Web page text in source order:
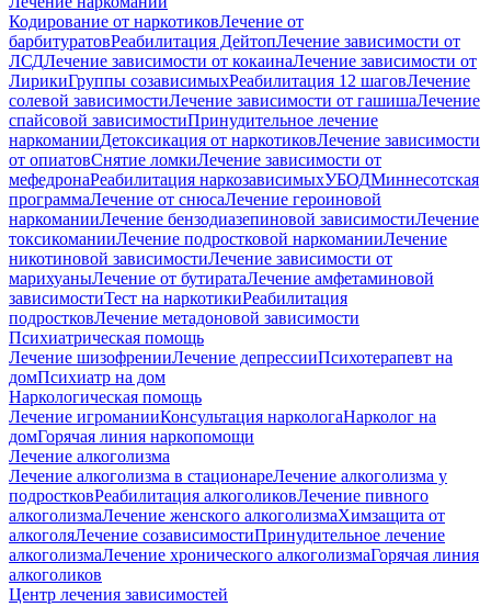
Кодирование от наркотиковЛечение от
барбитуратовРеабилитация ДейтопЛечение зависимости от
ЛСДЛечение зависимости от кокаинаЛечение зависимости от
ЛирикиГруппы созависимыхРеабилитация 12 шаговЛечение
солевой зависимостиЛечение зависимости от гашишаЛечение
спайсовой зависимостиПринудительное лечение
наркоманииДетоксикация от наркотиковЛечение зависимости
от опиатовСнятие ломкиЛечение зависимости от
мефедронаРеабилитация наркозависимыхУБОДМиннесотская
программаЛечение от снюсаЛечение героиновой
наркоманииЛечение бензодиазепиновой зависимостиЛечение
токсикоманииЛечение подростковой наркоманииЛечение
никотиновой зависимостиЛечение зависимости от
марихуаныЛечение от бутиратаЛечение амфетаминовой
зависимостиТест на наркотикиРеабилитация
подростковЛечение метадоновой зависимости
Психиатрическая помощь
Лечение шизофренииЛечение депрессииПсихотерапевт на
домПсихиатр на дом
Наркологическая помощь
Лечение игроманииКонсультация наркологаНарколог на
домГорячая линия наркопомощи
Лечение алкоголизма
Лечение алкоголизма в стационареЛечение алкоголизма у
подростковРеабилитация алкоголиковЛечение пивного
алкоголизмаЛечение женского алкоголизмаХимзащита от
алкоголяЛечение созависимостиПринудительное лечение
алкоголизмаЛечение хронического алкоголизмаГорячая линия
алкоголиков
Центр лечения зависимостей